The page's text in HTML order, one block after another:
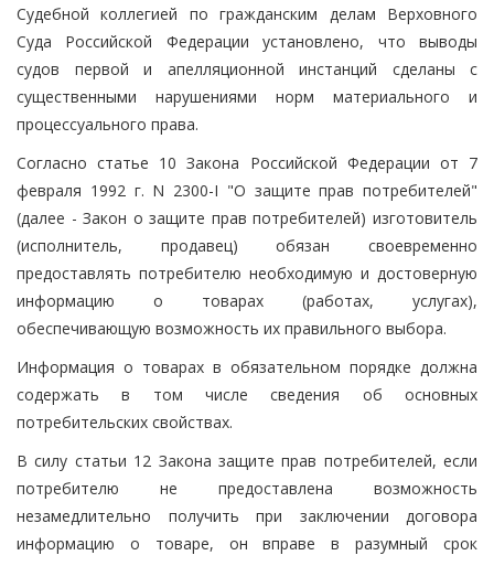
Судебной коллегией по гражданским делам Верховного
Суда Российской Федерации установлено, что выводы
судов первой и апелляционной инстанций сделаны с
существенными нарушениями норм материального и
процессуального права.
Согласно статье 10 Закона Российской Федерации от 7
февраля 1992 г. N 2300-I "О защите прав потребителей"
(далее - Закон о защите прав потребителей) изготовитель
(исполнитель, продавец) обязан своевременно
предоставлять потребителю необходимую и достоверную
информацию о товарах (работах, услугах),
обеспечивающую возможность их правильного выбора.
Информация о товарах в обязательном порядке должна
содержать в том числе сведения об основных
потребительских свойствах.
В силу статьи 12 Закона защите прав потребителей, если
потребителю не предоставлена возможность
незамедлительно получить при заключении договора
информацию о товаре, он вправе в разумный срок